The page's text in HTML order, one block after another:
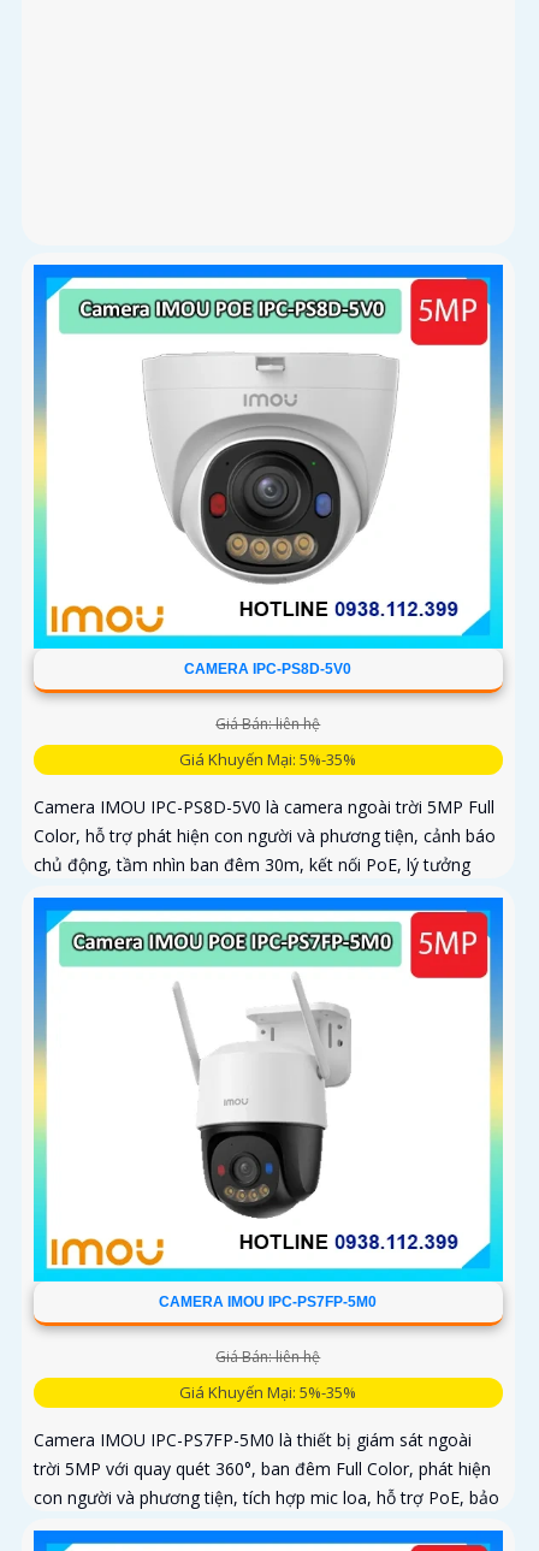
CAMERA IPC-PS8D-5V0
Giá Bán: liên hệ
Giá Khuyến Mại: 5%-35%
Camera IMOU IPC-PS8D-5V0 là camera ngoài trời 5MP Full
Color, hỗ trợ phát hiện con người và phương tiện, cảnh báo
chủ động, tầm nhìn ban đêm 30m, kết nối PoE, lý tưởng
cho giám sát an ninh tại nhà và doanh nghiệp
CAMERA IMOU IPC-PS7FP-5M0
Giá Bán: liên hệ
Giá Khuyến Mại: 5%-35%
Camera IMOU IPC-PS7FP-5M0 là thiết bị giám sát ngoài
trời 5MP với quay quét 360°, ban đêm Full Color, phát hiện
con người và phương tiện, tích hợp mic loa, hỗ trợ PoE, bảo
vệ an ninh toàn diện